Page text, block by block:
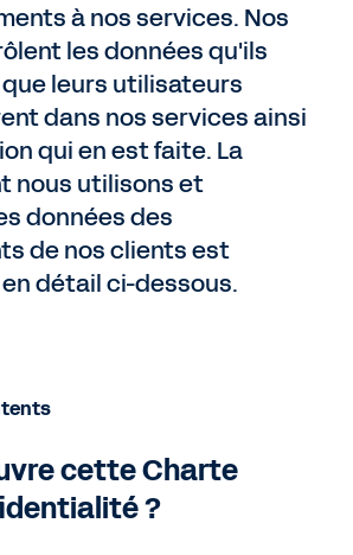
à nos services. Nos
les données qu'ils
leurs utilisateurs
dans nos services ainsi
qui en est faite. La
nous utilisons et
données des
de nos clients est
détail ci-dessous.
cette Charte
?